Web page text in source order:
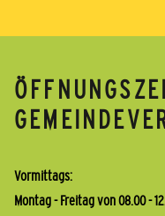
Vormittags:
Montag - Freitag von 08.00 -